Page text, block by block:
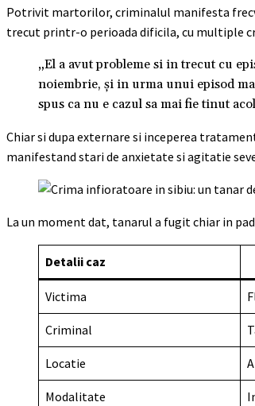
Potrivit martorilor, criminalul manifesta
trecut printr-o perioada dificila, cu multiple
„El a avut probleme si in trecut cu
noiembrie, şi in urma unui episod
spus ca nu e cazul sa mai fie tinut
Chiar si dupa externare si inceperea
manifestand stari de anxietate si agitatie
La un moment dat, tanarul a fugit chiar in
Detalii caz
Victima
Criminal
Locatie
Modalitate